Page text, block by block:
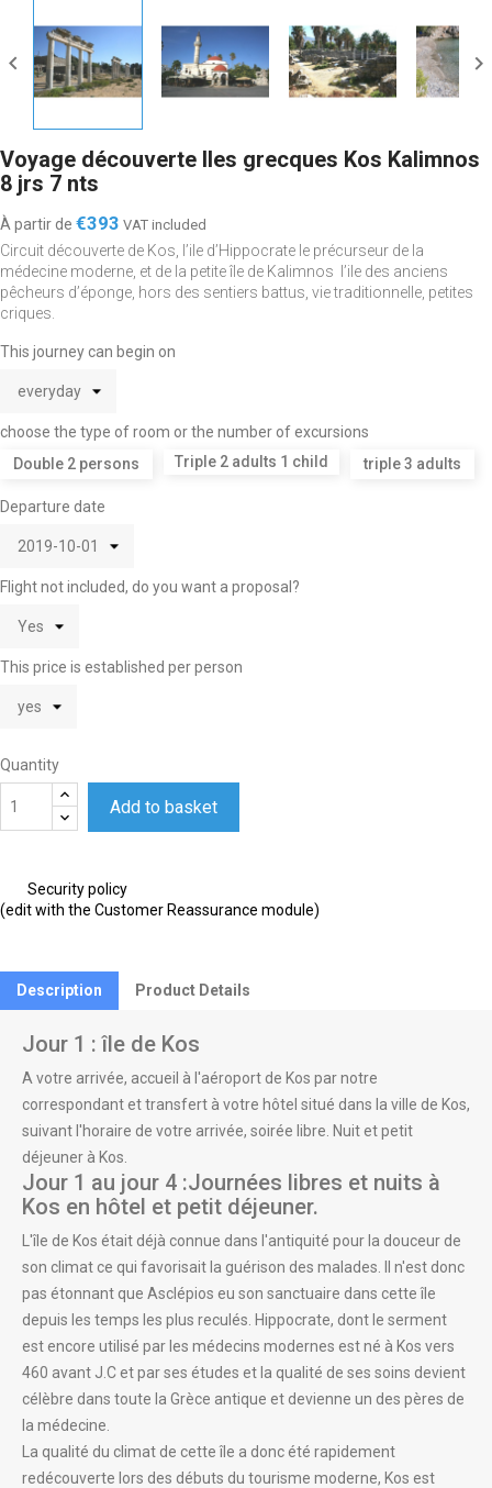
 
Voyage découverte Iles grecques Kos Kalimnos
8 jrs 7 nts
À partir de €393 VAT included
Circuit découverte de Kos, l’ile d’Hippocrate le précurseur de la
médecine moderne, et de la petite île de Kalimnos l’ile des anciens
pêcheurs d’éponge, hors des sentiers battus, vie traditionnelle, petites
criques.
This journey can begin on
choose the type of room or the number of excursions
Double 2 persons
Triple 2 adults 1 child triple 3 adults
Departure date
Flight not included, do you want a proposal?
This price is established per person
Quantity
Add to basket
Security policy
(edit with the Customer Reassurance module)
Description Product Details
Jour 1 : île de Kos
A votre arrivée, accueil à l'aéroport de Kos par notre
correspondant et transfert à votre hôtel situé dans la ville de Kos,
suivant l'horaire de votre arrivée, soirée libre. Nuit et petit
déjeuner à Kos.
Jour 1 au jour 4 :Journées libres et nuits à
Kos en hôtel et petit déjeuner.
L'île de Kos était déjà connue dans l'antiquité pour la douceur de
son climat ce qui favorisait la guérison des malades. Il n'est donc
pas étonnant que Asclépios eu son sanctuaire dans cette île
depuis les temps les plus reculés. Hippocrate, dont le serment
est encore utilisé par les médecins modernes est né à Kos vers
460 avant J.C et par ses études et la qualité de ses soins devient
célèbre dans toute la Grèce antique et devienne un des pères de
la médecine.
La qualité du climat de cette île a donc été rapidement
redécouverte lors des débuts du tourisme moderne, Kos est